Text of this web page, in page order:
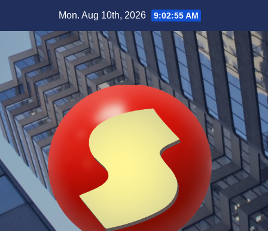
content
Mon. Aug 10th, 2026 9:02:56 AM